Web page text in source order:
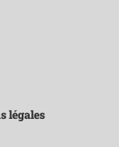
légales